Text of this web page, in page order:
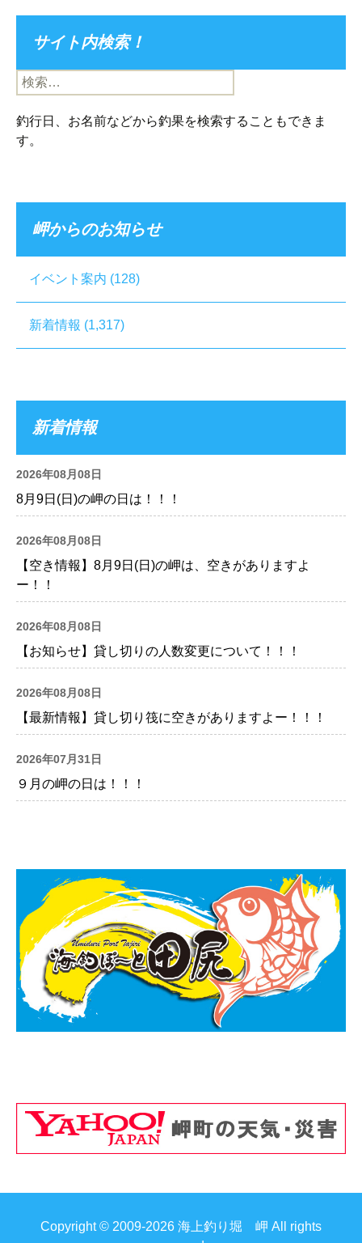
サイト内検索！
検
索:
釣行日、お名前などから釣果を検索することもできま
す。
岬からのお知らせ
イベント案内 (128)
新着情報 (1,317)
新着情報
2026年08月08日
8月9日(日)の岬の日は！！！
2026年08月08日
【空き情報】8月9日(日)の岬は、空きがありますよ
ー！！
2026年08月08日
【お知らせ】貸し切りの人数変更について！！！
2026年08月08日
【最新情報】貸し切り筏に空きがありますよー！！！
2026年07月31日
９月の岬の日は！！！
Copyright © 2009-2026 海上釣り堀 岬 All rights